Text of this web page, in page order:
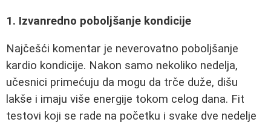
1. Izvanredno poboljšanje kondicije
Najčešći komentar je neverovatno poboljšanje
kardio kondicije. Nakon samo nekoliko nedelja,
učesnici primećuju da mogu da trče duže, dišu
lakše i imaju više energije tokom celog dana. Fit
testovi koji se rade na početku i svake dve nedelje